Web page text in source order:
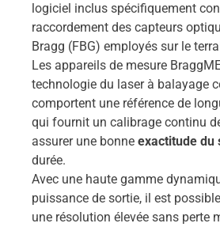
logiciel inclus spécifiquement
raccordement des capteurs
Bragg (FBG) employés sur le
Les appareils de mesure
technologie du laser à balayage
comportent une référence de
qui fournit un calibrage continu
assurer une bonne exactitude du
durée.
Avec une haute gamme
puissance de sortie, il est
une résolution élevée sans perte